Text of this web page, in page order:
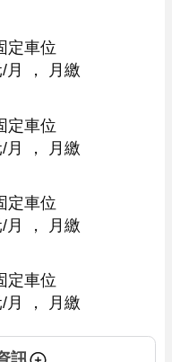
定車位
月
，
月繳
定車位
月
，
月繳
定車位
月
，
月繳
定車位
月
， 月繳